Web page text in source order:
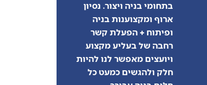
בתחומי בניה ויצור. נסיון
ארוף ומקצוענות בניה
ופיתוח + הפעלת קשר
רחבה של בעליע מקצוע
ויועצים מאפשר לנו להיות
חלק ולהגשים כמעט כל